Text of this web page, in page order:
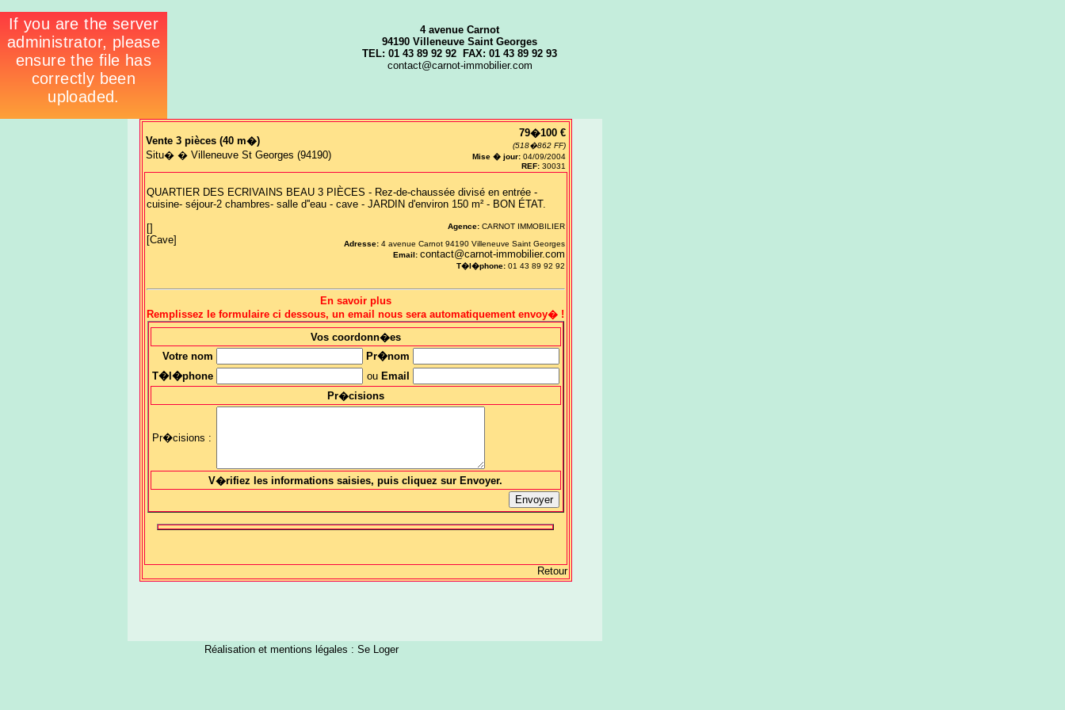
4 avenue Carnot
94190 Villeneuve Saint Georges
TEL: 01 43 89 92 92 FAX: 01 43 89 92 93
contact@carnot-immobilier.com
Vente 3 pièces (40 m�)
Situ� � Villeneuve St Georges (94190)
79�100 €
(518�862 FF)
Mise � jour: 04/09/2004
REF:30031
QUARTIER DES ECRIVAINS BEAU 3 PIÈCES - Rez-de-chaussée divisé en entrée -
cuisine- séjour-2 chambres- salle d''eau - cave - JARDIN d'environ 150 m² - BON ÉTAT.
[]
[Cave]
Agence:CARNOT IMMOBILIER
Adresse: 4 avenue Carnot 94190 Villeneuve Saint Georges
Email: contact@carnot-immobilier.com
T�l�phone:01 43 89 92 92
En savoir plus
Remplissez le formulaire ci dessous, un email nous sera automatiquement envoy� !
Vos coordonn�es
Votre nom
Pr�nom
T�l�phone
ou Email
Pr�cisions
Pr�cisions :
V�rifiez les informations saisies, puis cliquez sur Envoyer.
Retour
Réalisation et mentions légales : Se Loger